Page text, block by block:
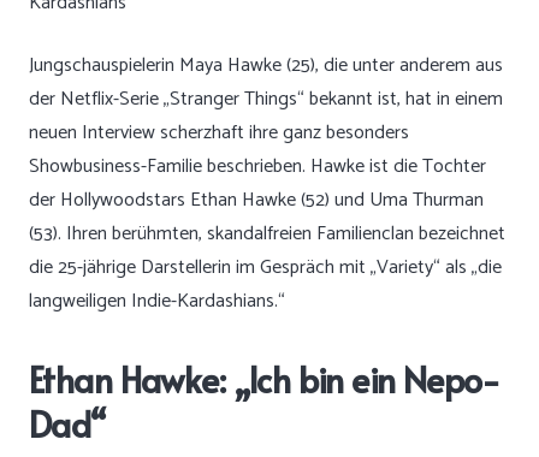
Jungschauspielerin Maya Hawke (25), die unter anderem aus
der Netflix-Serie „Stranger Things“ bekannt ist, hat in einem
neuen Interview scherzhaft ihre ganz besonders
Showbusiness-Familie beschrieben. Hawke ist die Tochter
der Hollywoodstars Ethan Hawke (52) und Uma Thurman
(53). Ihren berühmten, skandalfreien Familienclan bezeichnet
die 25-jährige Darstellerin im Gespräch mit „Variety“ als „die
langweiligen Indie-Kardashians.“
Ethan Hawke: „Ich bin ein Nepo-
Dad“